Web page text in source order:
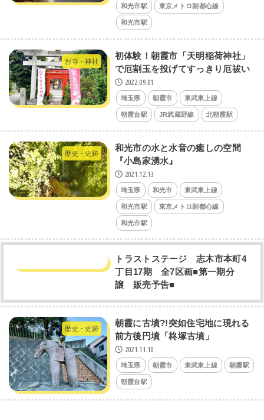
和光市駅 東京メトロ副都心線
和光市駅
お寺・神社
初体験！朝霞市「天明稲荷神社」
で厄割玉を投げてすっきり厄祓い
2022.09.01
埼玉県 朝霞市 東武東上線
朝霞台駅 JR武蔵野線 北朝霞駅
歴史・史跡
和光市の水と水音の癒しの空間
『小島家湧水』
2021.12.13
埼玉県 和光市 東武東上線
和光市駅 東京メトロ副都心線
和光市駅
トラストステージ 志木市本町4
丁目17期 全7区画■第一期分
譲 販売予告■
歴史・史跡
朝霞に古墳?!突如住宅地に現れる
前方後円墳「柊塚古墳」
2021.11.10
埼玉県 朝霞市 東武東上線 朝霞駅
朝霞台駅